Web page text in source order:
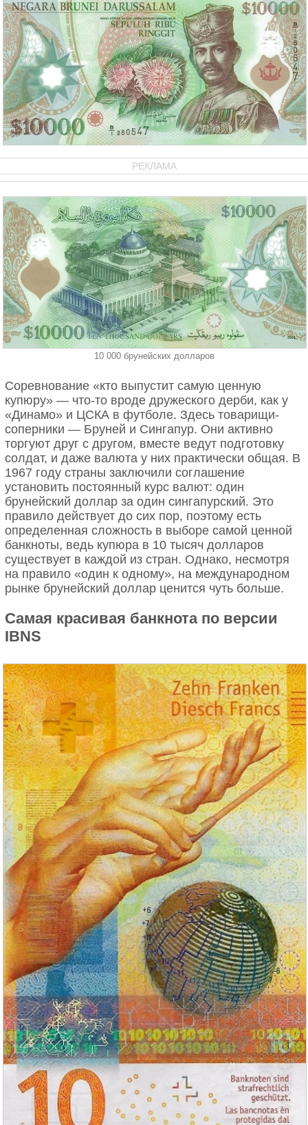
РЕКЛАМА
10 000 брунейских долларов
Соревнование «кто выпустит самую ценную
купюру» — что-то вроде дружеского дерби, как у
«Динамо» и ЦСКА в футболе. Здесь товарищи-
соперники — Бруней и Сингапур. Они активно
торгуют друг с другом, вместе ведут подготовку
солдат, и даже валюта у них практически общая. В
1967 году страны заключили соглашение
установить постоянный курс валют: один
брунейский доллар за один сингапурский. Это
правило действует до сих пор, поэтому есть
определенная сложность в выборе самой ценной
банкноты, ведь купюра в 10 тысяч долларов
существует в каждой из стран. Однако, несмотря
на правило «один к одному», на международном
рынке брунейский доллар ценится чуть больше.
Самая красивая банкнота по версии
IBNS